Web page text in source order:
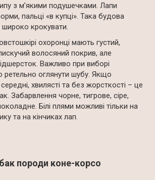
з м’якими подушечками. Лапи
пальці «в купці». Така будова
крокувати.
охоронці мають густий,
волосяний покрив, але
Важливо при виборі
ретельно оглянути шубу. Якщо
хвилясті та без жорсткості – це
Забарвлення чорне, тигрове, сіре,
Білі плями можливі тільки на
та на кінчиках лап.